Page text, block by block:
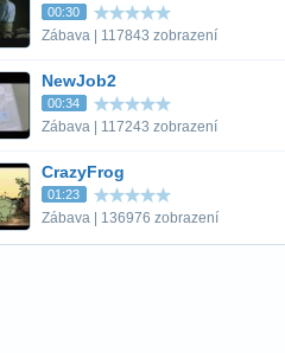
00:30
Zábava | 117843 zobrazení
NewJob2
00:34
Zábava | 117243 zobrazení
CrazyFrog
01:23
Zábava | 136976 zobrazení